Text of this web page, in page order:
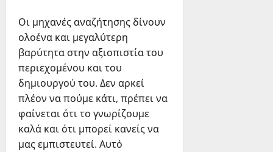
Οι μηχανές αναζήτησης δίνουν
ολοένα και μεγαλύτερη
βαρύτητα στην αξιοπιστία του
περιεχομένου και του
δημιουργού του. Δεν αρκεί
πλέον να πούμε κάτι, πρέπει να
φαίνεται ότι το γνωρίζουμε
καλά και ότι μπορεί κανείς να
μας εμπιστευτεί. Αυτό